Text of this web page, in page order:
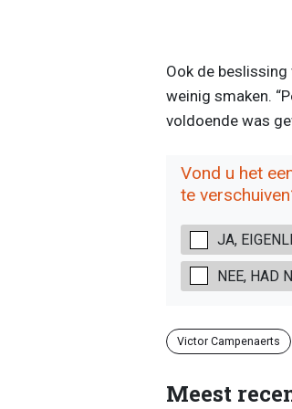
Ook de
weinig smaken.
voldoende was
Vond u het
te
JA,
NEE, HAD
Victor Campenaerts
Meest